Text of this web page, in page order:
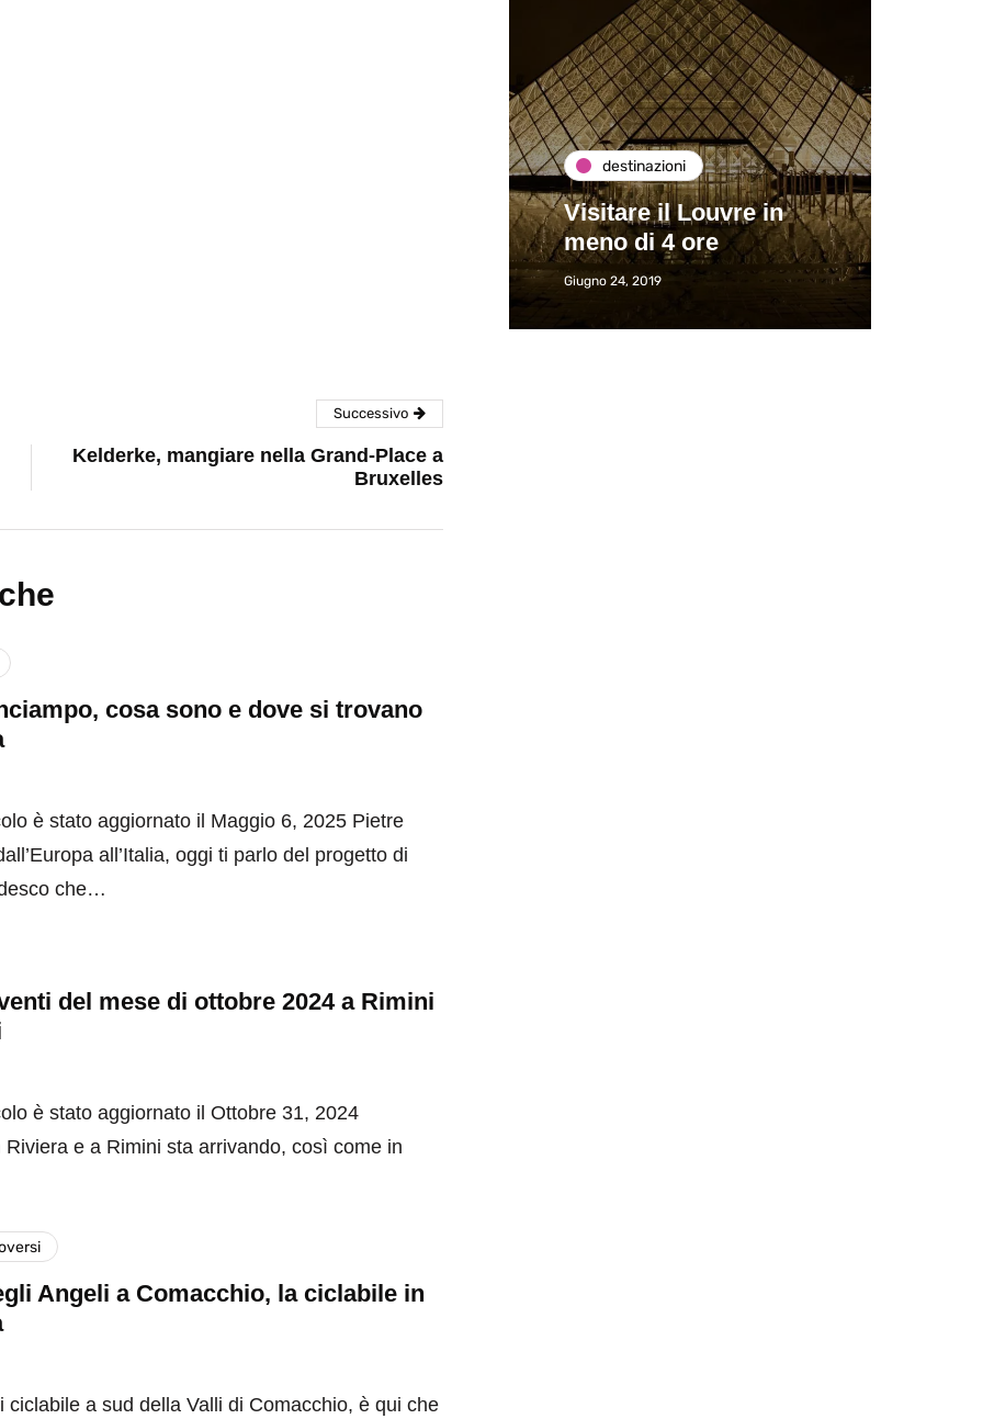
destinazioni
Visitare il Louvre in
meno di 4 ore
Giugno 24, 2019
Successivo
Kelderke, mangiare nella Grand-Place a
Bruxelles
cosa sono e dove si trovano
è stato aggiornato il Maggio 6, 2025 Pietre
all’Italia, oggi ti parlo del progetto di
che…
del mese di ottobre 2024 a Rimini
è stato aggiornato il Ottobre 31, 2024
Riviera e a Rimini sta arrivando, così come in
Angeli a Comacchio, la ciclabile in
ciclabile a sud della Valli di Comacchio, è qui che